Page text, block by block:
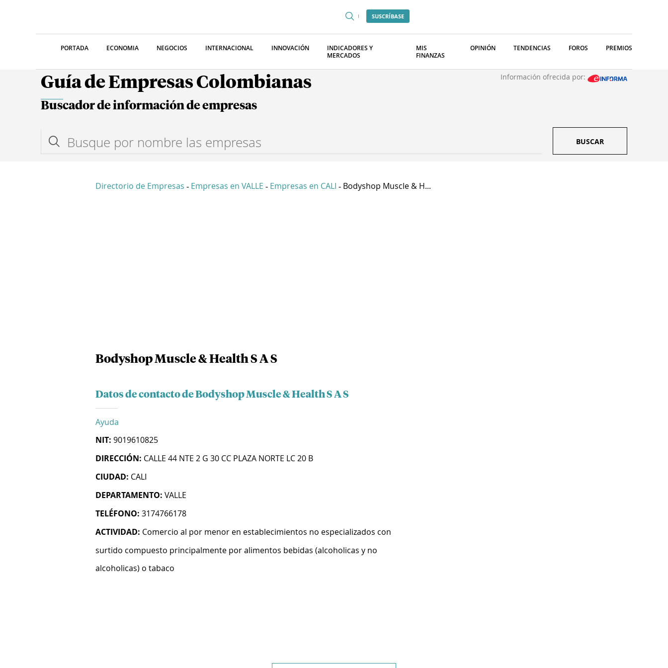
SUSCRÍBASE
PORTADA ECONOMIA NEGOCIOS INTERNACIONAL INNOVACIÓN
INDICADORES Y
MERCADOS
MIS
FINANZAS
OPINIÓN TENDENCIAS FOROS PREMIOS
Guía de Empresas Colombianas Información ofrecida por:
Buscador de información de empresas
BUSCAR
Directorio de Empresas - Empresas en VALLE - Empresas en CALI - Bodyshop Muscle & H...
Bodyshop Muscle & Health S A S
Datos de contacto de Bodyshop Muscle & Health S A S
Ayuda
NIT: 9019610825
DIRECCIÓN: CALLE 44 NTE 2 G 30 CC PLAZA NORTE LC 20 B
CIUDAD: CALI
DEPARTAMENTO: VALLE
TELÉFONO: 3174766178
ACTIVIDAD: Comercio al por menor en establecimientos no especializados con
surtido compuesto principalmente por alimentos bebidas (alcoholicas y no
alcoholicas) o tabaco